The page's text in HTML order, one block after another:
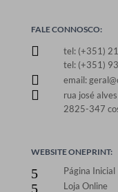
FALE CONNOSCO:

tel: (+351)
tel: (+351)
 email:

rua josé
2825-347
WEBSITE ONEPRINT:
5 Página Inicial
5 Loja Online